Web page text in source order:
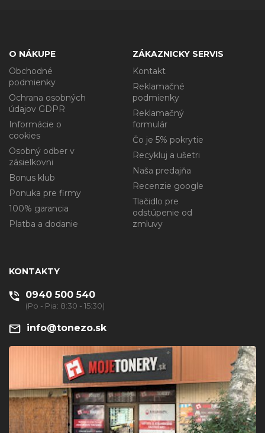
O NÁKUPE
Obchodné
podmienky
Ochrana osobných
údajov GDPR
Informácie o
cookies
Osobný odber v
zásielkovni
Bonus klub
Ponuka pre firmy
100% garancia
Platba a dodanie
ZÁKAZNICKY SERVIS
Kontakt
Reklamačné
podmienky
Reklamačný
formulár
Čo je 5% pokrytie
Recykluj a ušetri
Naša predajňa
Recenzie google
Tlačidlo pre
odstúpenie od
zmluvy
KONTAKTY
0940 500 540
(Po - Pia: 8:30 - 15:30)
info@tonezo.sk